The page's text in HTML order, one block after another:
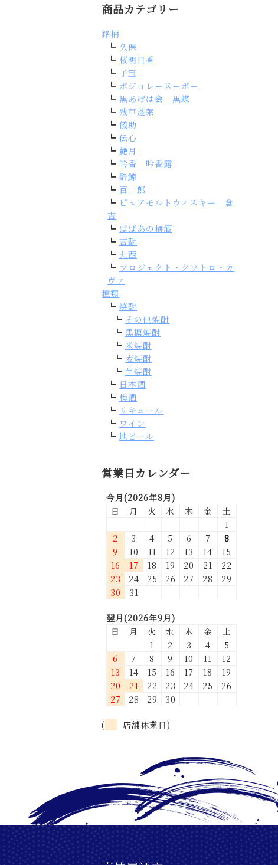
商品カテゴリー
銘柄
久保
桜明日香
子宝
ボジョレーヌーボー
黒あげは会 黒蝶
残草蓬莱
儀助
伝心
艶月
吟香 吟香露
酔鯨
百十郎
ピュアモルトウィスキー 倉
吉
ばばあの梅酒
吉酎
丸西
プロジェクト・クワトロ・カ
ヴァ
種類
焼酎
その他焼酎
黒糖焼酎
米焼酎
麦焼酎
芋焼酎
日本酒
梅酒
リキュール
ワイン
地ビール
営業日カレンダー
今月(2026年8月)
日
月 火 水 木 金
土
1
2
3 4 5 6 7
8
9
10 11 12 13 14
15
16
17 18 19 20 21
22
23
24 25 26 27 28
29
30
31
翌月(2026年9月)
日
月 火 水 木 金
土
1
2 3 4
5
6
7 8 9 10 11
12
13
14 15 16 17 18
19
20
21 22 23 24 25
26
27
28 29 30
( 店舗休業日)